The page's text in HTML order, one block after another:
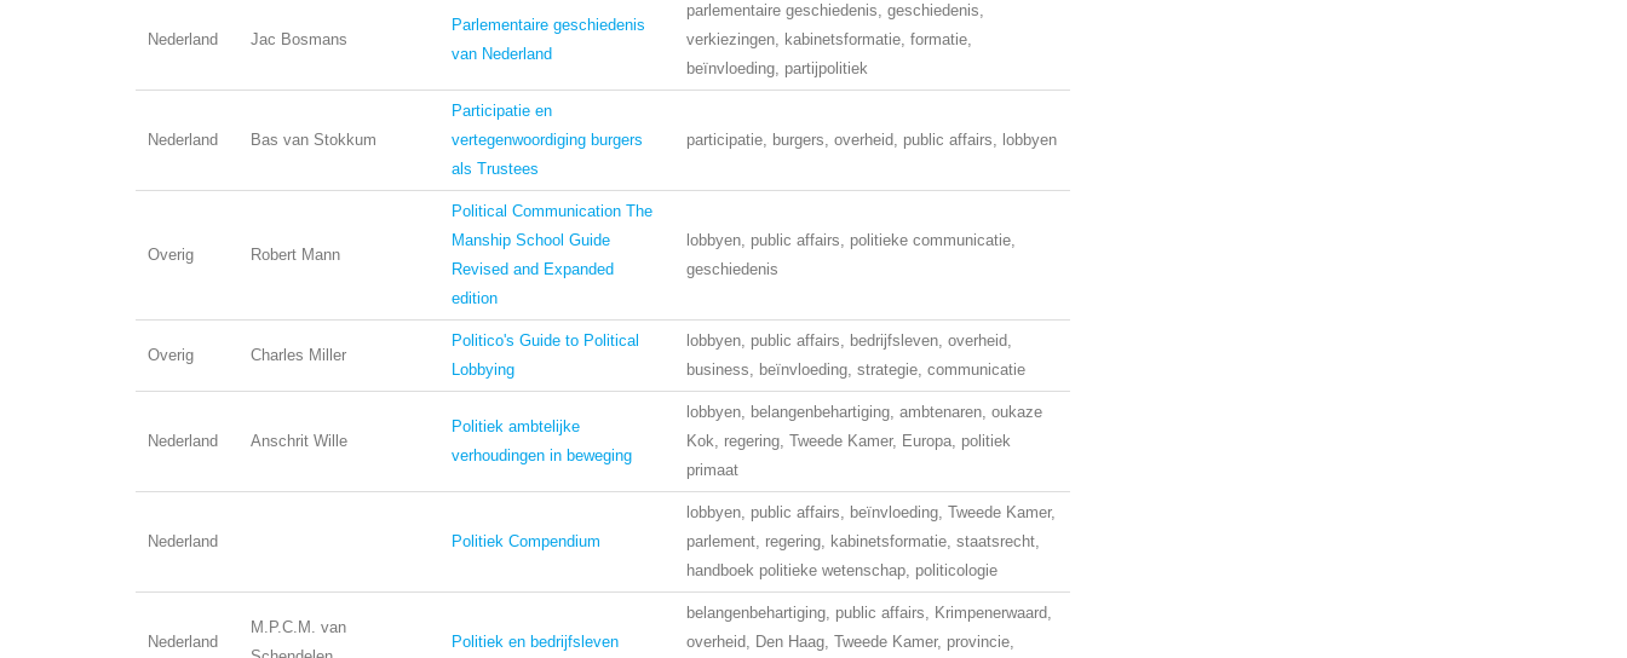
Nederland Jac Bosmans
Parlementaire geschiedenis
van Nederland
parlementaire geschiedenis, geschiedenis,
verkiezingen, kabinetsformatie, formatie,
beïnvloeding, partijpolitiek
Nederland Bas van Stokkum
Participatie en
vertegenwoordiging burgers
als Trustees
participatie, burgers, overheid, public affairs, lobbyen
Overig Robert Mann
Political Communication The
Manship School Guide
Revised and Expanded
edition
lobbyen, public affairs, politieke communicatie,
geschiedenis
Overig Charles Miller
Politico's Guide to Political
Lobbying
lobbyen, public affairs, bedrijfsleven, overheid,
business, beïnvloeding, strategie, communicatie
Nederland Anschrit Wille
Politiek ambtelijke
verhoudingen in beweging
lobbyen, belangenbehartiging, ambtenaren, oukaze
Kok, regering, Tweede Kamer, Europa, politiek
primaat
Nederland Politiek Compendium
lobbyen, public affairs, beïnvloeding, Tweede Kamer,
parlement, regering, kabinetsformatie, staatsrecht,
handboek politieke wetenschap, politicologie
Nederland
M.P.C.M. van
Politiek en bedrijfsleven
belangenbehartiging, public affairs, Krimpenerwaard,
overheid, Den Haag, Tweede Kamer, provincie,